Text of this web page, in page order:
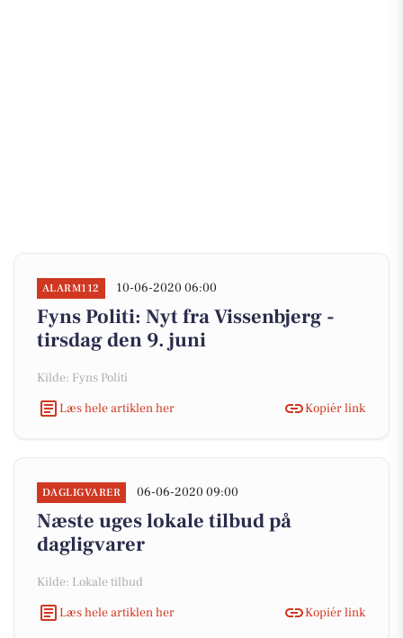
ALARM112 10-06-2020 06:00
Fyns Politi: Nyt fra Vissenbjerg -
tirsdag den 9. juni
Kilde: Fyns Politi
Læs hele artiklen her
Kopiér link
DAGLIGVARER 06-06-2020 09:00
Næste uges lokale tilbud på
dagligvarer
Kilde: Lokale tilbud
Læs hele artiklen her
Kopiér link